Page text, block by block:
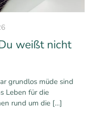
weißt nicht
grundlos müde sind
Leben für die
rund um die […]